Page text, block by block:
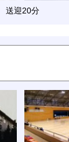
送迎20分